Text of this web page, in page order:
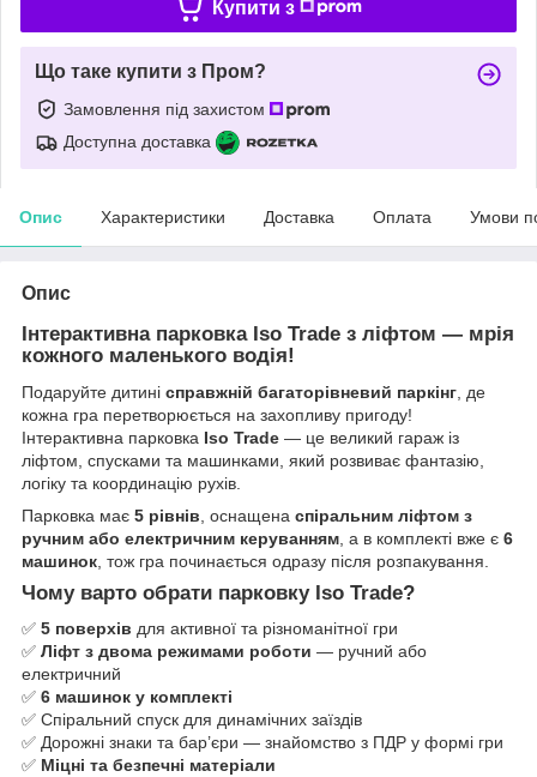
Купити з
Що таке купити з Пром?
Замовлення під захистом
Доступна доставка
Опис Характеристики Доставка Оплата Умови
Опис
Інтерактивна парковка Iso Trade з ліфтом — мрія
кожного маленького водія!
Подаруйте дитині справжній багаторівневий паркінг , де
кожна гра перетворюється на захопливу пригоду!
Інтерактивна парковка Iso Trade — це великий гараж із
ліфтом, спусками та машинками, який розвиває фантазію,
логіку та координацію рухів.
Парковка має 5 рівнів , оснащена спіральним ліфтом з
ручним або електричним керуванням , а в комплекті вже є 6
машинок , тож гра починається одразу після розпакування.
Чому варто обрати парковку Iso Trade?
✅ 5 поверхів для активної та різноманітної гри
✅ Ліфт з двома режимами роботи — ручний або
електричний
✅ 6 машинок у комплекті
✅ Спіральний спуск для динамічних заїздів
✅ Дорожні знаки та бар’єри — знайомство з ПДР у формі гри
✅ Міцні та безпечні матеріали